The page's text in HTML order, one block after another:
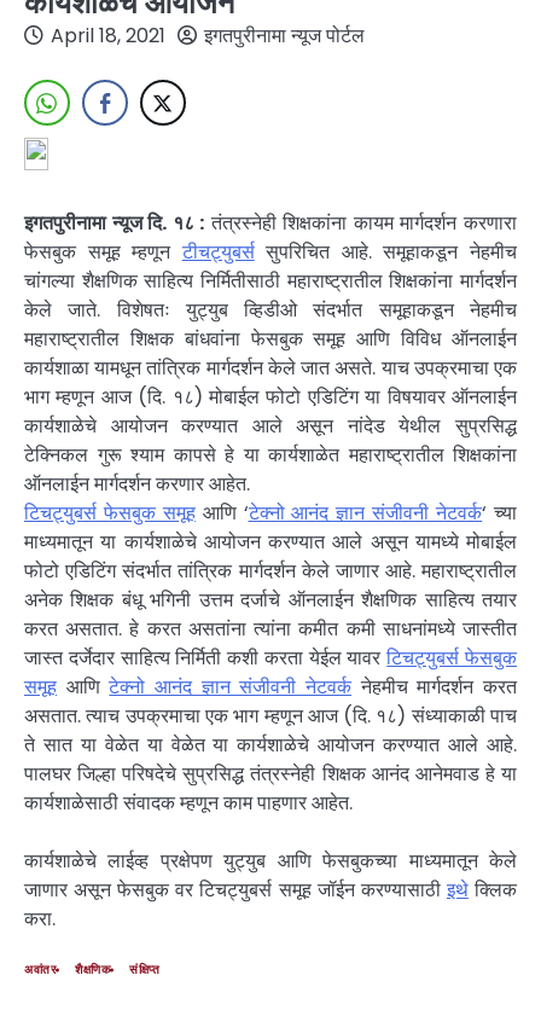
April 18, 2021 इगतपुरीनामा न्यूज पोर्टल
इगतपुरीनामा न्यूज दि. १८ : तंत्रस्नेही शिक्षकांना कायम मार्गदर्शन करणारा
फेसबुक समूह म्हणूनटीचट्युबर्ससुपरिचित आहे. समूहाकडून नेहमीच
चांगल्या शैक्षणिक साहित्य निर्मितीसाठी महाराष्ट्रातील शिक्षकांना मार्गदर्शन
केले जाते. विशेषतः युट्युब व्हिडीओ संदर्भात समूहाकडून नेहमीच
महाराष्ट्रातील शिक्षक बांधवांना फेसबुक समूह आणि विविध ऑनलाईन
कार्यशाळा यामधून तांत्रिक मार्गदर्शन केले जात असते. याच उपक्रमाचा एक
भाग म्हणून आज (दि. १८) मोबाईल फोटो एडिटिंग या विषयावर ऑनलाईन
कार्यशाळेचे आयोजन करण्यात आले असून नांदेड येथील सुप्रसिद्ध
टेक्निकल गुरू श्याम कापसे हे या कार्यशाळेत महाराष्ट्रातील शिक्षकांना
ऑनलाईन मार्गदर्शन करणार आहेत.
टिचट्युबर्स फेसबुक समूहआणि ‘टेक्नो आनंद ज्ञान संजीवनी नेटवर्क‘ च्या
माध्यमातून या कार्यशाळेचे आयोजन करण्यात आले असून यामध्ये मोबाईल
फोटो एडिटिंग संदर्भात तांत्रिक मार्गदर्शन केले जाणार आहे. महाराष्ट्रातील
अनेक शिक्षक बंधू भगिनी उत्तम दर्जाचे ऑनलाईन शैक्षणिक साहित्य तयार
करत असतात. हे करत असतांना त्यांना कमीत कमी साधनांमध्ये जास्तीत
जास्त दर्जेदार साहित्य निर्मिती कशी करता येईल यावरटिचट्युबर्स फेसबुक
समूह आणिटेक्नो आनंद ज्ञान संजीवनी नेटवर्क नेहमीच मार्गदर्शन करत
असतात. त्याच उपक्रमाचा एक भाग म्हणून आज (दि. १८) संध्याकाळी पाच
ते सात या वेळेत या वेळेत या कार्यशाळेचे आयोजन करण्यात आले आहे.
पालघर जिल्हा परिषदेचे सुप्रसिद्ध तंत्रस्नेही शिक्षक आनंद आनेमवाड हे या
कार्यशाळेसाठी संवादक म्हणून काम पाहणार आहेत.
कार्यशाळेचे लाईव्ह प्रक्षेपण युट्युब आणि फेसबुकच्या माध्यमातून केले
जाणार असून फेसबुक वर टिचट्युबर्स समूह जॉईन करण्यासाठीइथेक्लिक
करा.
अवांतर शैक्षणिक संक्षिप्त